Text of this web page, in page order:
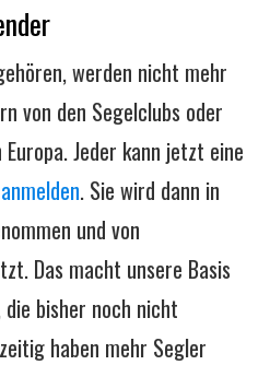
werden nicht mehr
von den Segelclubs oder
Jeder kann jetzt eine
anmelden. Sie wird dann in
und von
Das macht unsere Basis
bisher noch nicht
haben mehr Segler